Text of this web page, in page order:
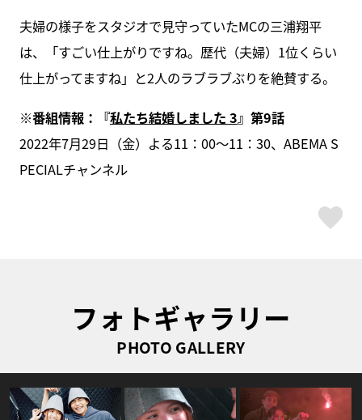
夫婦の様子をスタジオで見守っていたMCの三浦翔平
は、「すごい仕上がりですね。歴代（夫婦）1位くらい
仕上がってますね」と2人のラブラブぶりを絶賛する。
※番組情報：『私たち結婚しました 3』第9話
2022年7月29日（金）よる11：00～11：30、ABEMA S
PECIALチャンネル
フォトギャラリー
PHOTO GALLERY